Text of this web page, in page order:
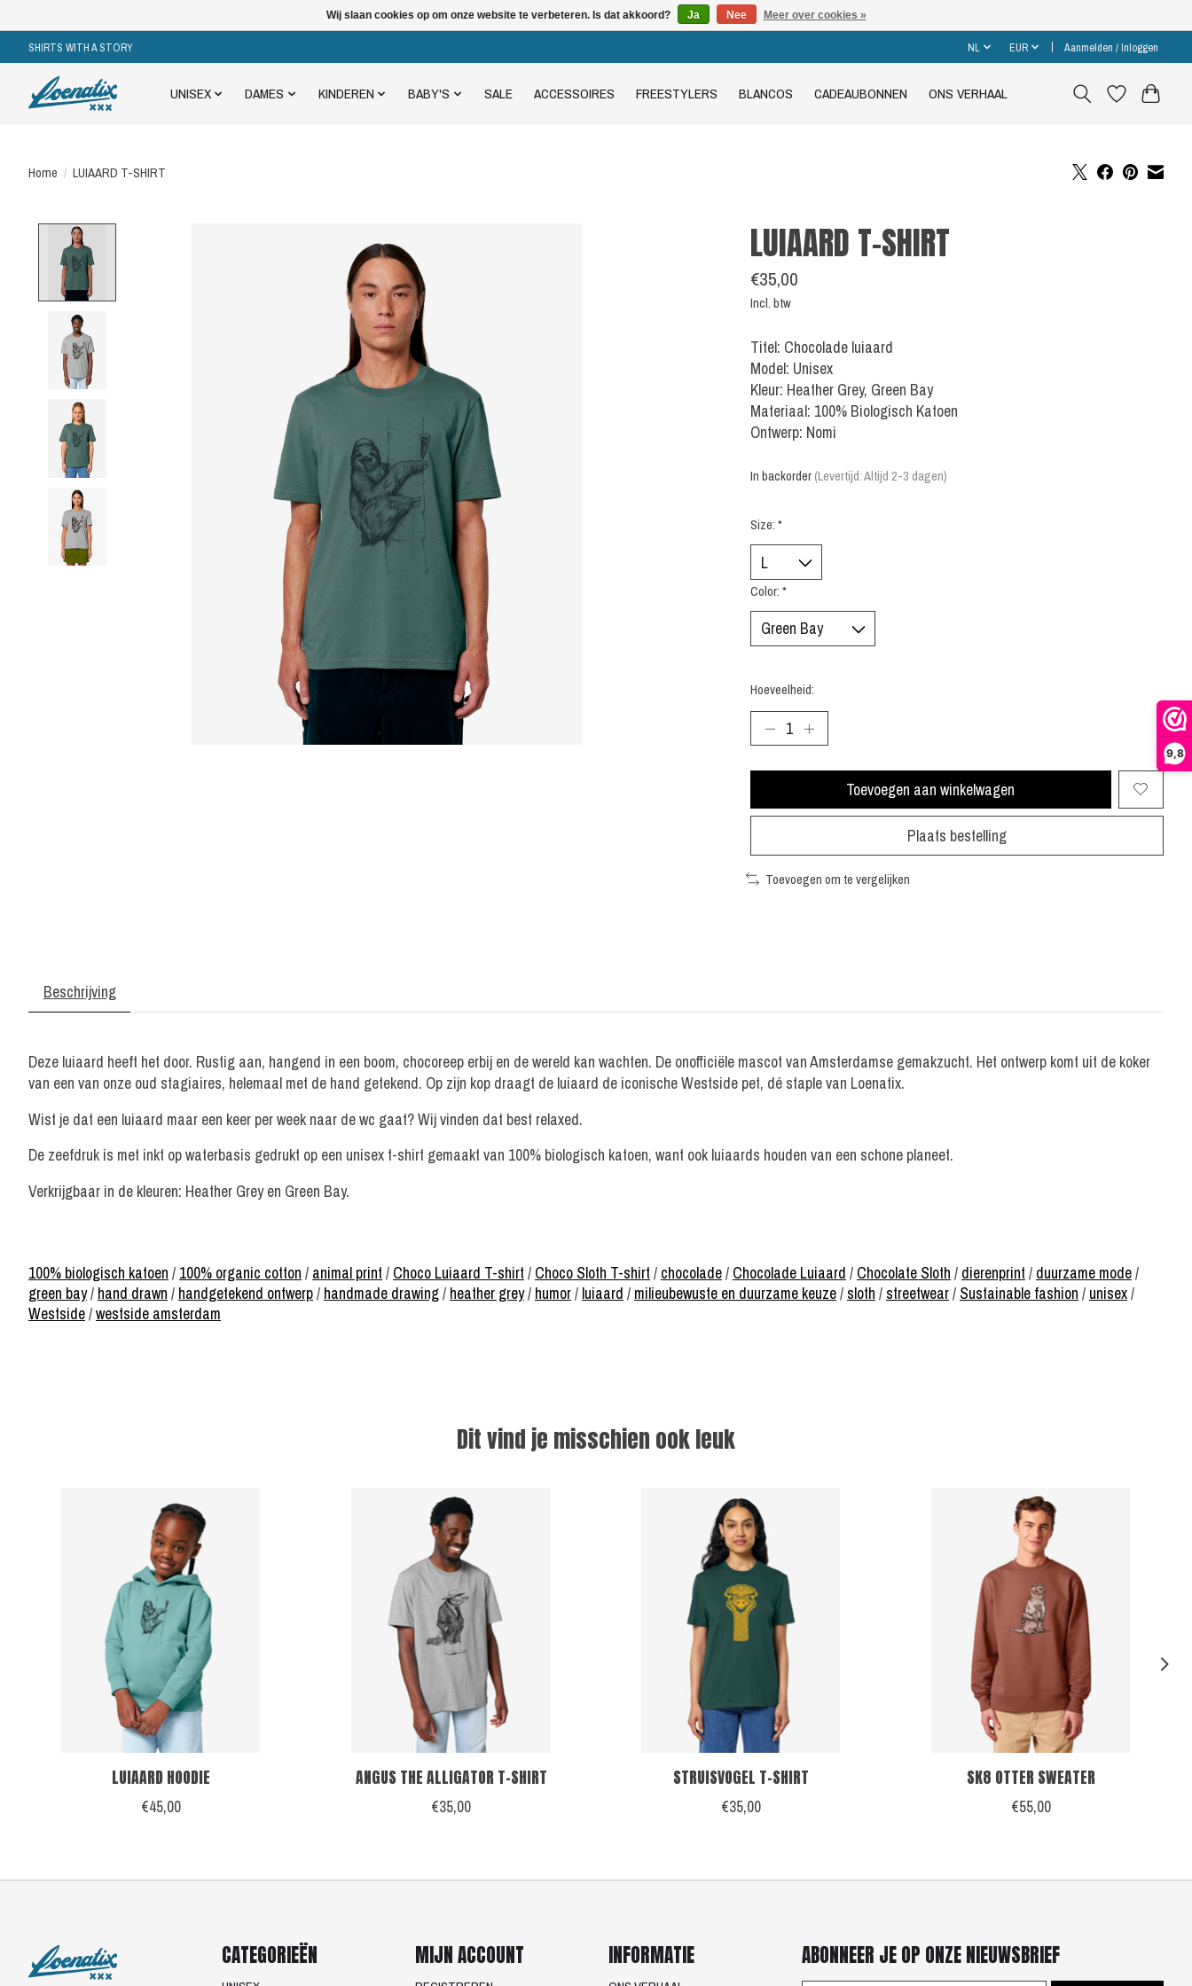
9,8
SHIRTS WITH A STORY NL EUR Aanmelden / Inloggen
UNISEX DAMES KINDEREN BABY'S SALE ACCESSOIRES FREESTYLERS BLANCOS CADEAUBONNEN ONS VERHAAL
Home / LUIAARD T-SHIRT
LUIAARD T-SHIRT
€35,00
Incl. btw
Titel: Chocolade luiaard
Model: Unisex
Kleur: Heather Grey, Green Bay
Materiaal: 100% Biologisch Katoen
Ontwerp: Nomi
In backorder (Levertijd: Altijd 2-3 dagen)
Size: *
Color: *
Hoeveelheid:
Toevoegen aan winkelwagen
Plaats bestelling
Toevoegen om te vergelijken
Beschrijving
Deze luiaard heeft het door. Rustig aan, hangend in een boom, chocoreep erbij en de wereld kan wachten. De onofficiële mascot van Amsterdamse gemakzucht. Het ontwerp komt uit de koker
van een van onze oud stagiaires, helemaal met de hand getekend. Op zijn kop draagt de luiaard de iconische Westside pet, dé staple van Loenatix.
Wist je dat een luiaard maar een keer per week naar de wc gaat? Wij vinden dat best relaxed.
De zeefdruk is met inkt op waterbasis gedrukt op een unisex t-shirt gemaakt van 100% biologisch katoen, want ook luiaards houden van een schone planeet.
Verkrijgbaar in de kleuren: Heather Grey en Green Bay.
100% biologisch katoen / 100% organic cotton / animal print / Choco Luiaard T-shirt / Choco Sloth T-shirt / chocolade/ Chocolade Luiaard / Chocolate Sloth / dierenprint / duurzame mode/
green bay/ hand drawn / handgetekend ontwerp/ handmade drawing/ heather grey/ humor/ luiaard / milieubewuste en duurzame keuze/ sloth / streetwear/ Sustainable fashion / unisex/
Westside/westside amsterdam
Dit vind je misschien ook leuk
Items van productcarrousel
LUIAARD HOODIE
€45,00
ANGUS THE ALLIGATOR T-SHIRT
€35,00
STRUISVOGEL T-SHIRT
€35,00
SK8 OTTER SWEATER
€55,00
CATEGORIEËN MIJN ACCOUNT INFORMATIE ABONNEER JE OP ONZE NIEUWSBRIEF
Wij slaan cookies op om onze website te verbeteren. Is dat akkoord? Ja Nee Meer over cookies »